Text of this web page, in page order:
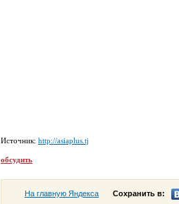
Источник: http://asiaplus.tj
обсудить
На главную Яндекса Сохранить в: